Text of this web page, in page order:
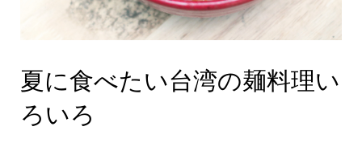
夏に食べたい台湾の麺料理い
ろいろ